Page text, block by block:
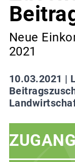
Neue
2021
10.03.2021 |